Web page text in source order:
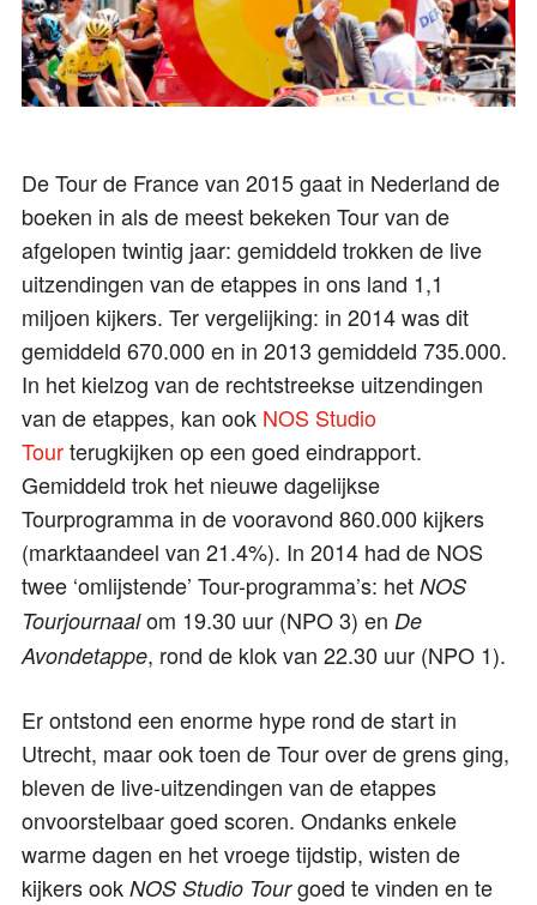
De Tour de France van 2015 gaat in Nederland de
boeken in als de meest bekeken Tour van de
afgelopen twintig jaar: gemiddeld trokken de live
uitzendingen van de etappes in ons land 1,1
miljoen kijkers. Ter vergelijking: in 2014 was dit
gemiddeld 670.000 en in 2013 gemiddeld 735.000.
In het kielzog van de rechtstreekse uitzendingen
van de etappes, kan ook NOS Studio
Tourterugkijken op een goed eindrapport.
Gemiddeld trok het nieuwe dagelijkse
Tourprogramma in de vooravond 860.000 kijkers
(marktaandeel van 21.4%). In 2014 had de NOS
twee ‘omlijstende’ Tour-programma’s: het NOS
Tourjournaalom 19.30 uur (NPO 3) en De
Avondetappe, rond de klok van 22.30 uur (NPO 1).
Er ontstond een enorme hype rond de start in
Utrecht, maar ook toen de Tour over de grens ging,
bleven de live-uitzendingen van de etappes
onvoorstelbaar goed scoren. Ondanks enkele
warme dagen en het vroege tijdstip, wisten de
kijkers ook NOS Studio Tourgoed te vinden en te